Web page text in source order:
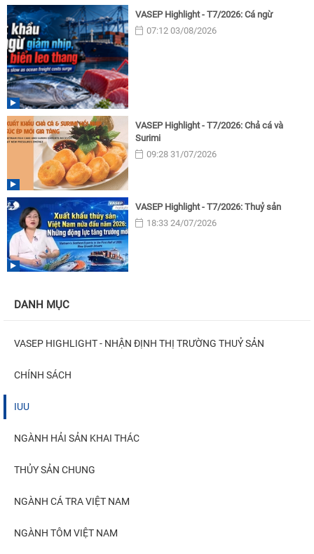
VASEP Highlight - T7/2026: Cá ngừ
07:12 03/08/2026
VASEP Highlight - T7/2026: Chả cá và
Surimi
09:28 31/07/2026
VASEP Highlight - T7/2026: Thuỷ sản
18:33 24/07/2026
DANH MỤC
VASEP HIGHLIGHT - NHẬN ĐỊNH THỊ TRƯỜNG THUỶ SẢN
CHÍNH SÁCH
IUU
NGÀNH HẢI SẢN KHAI THÁC
THỦY SẢN CHUNG
NGÀNH CÁ TRA VIỆT NAM
NGÀNH TÔM VIỆT NAM